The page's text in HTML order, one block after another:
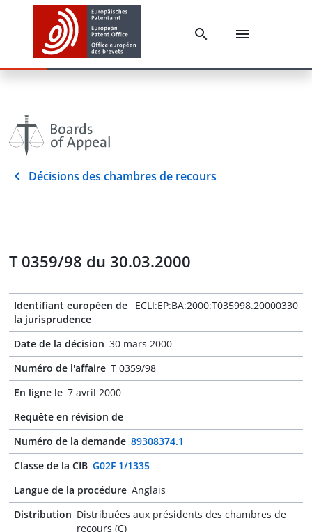
Décisions des chambres de recours
T 0359/98 du 30.03.2000
Identifiant européen de
la jurisprudence
ECLI:EP:BA:2000:T035998.20000330
Date de la décision 30 mars 2000
Numéro de l'affaire T 0359/98
En ligne le 7 avril 2000
Requête en révision de -
Numéro de la demande 89308374.1
Classe de la CIB G02F 1/1335
Langue de la procédure Anglais
Distribution Distribuées aux présidents des chambres de
recours (C)